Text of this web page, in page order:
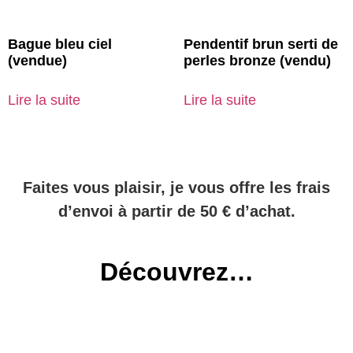
Bague bleu ciel
(vendue)
Lire la suite
Pendentif brun serti de
perles bronze (vendu)
Lire la suite
Faites vous plaisir, je vous offre les frais
d’envoi à partir de 50 € d’achat.
Découvrez…